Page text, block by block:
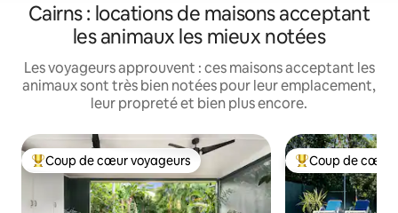
Cairns : locations de maisons acceptant
les animaux les mieux notées
Les voyageurs approuvent : ces maisons acceptant les
animaux sont très bien notées pour leur emplacement,
leur propreté et bien plus encore.
Coups de cœur voyageurs les plus appréciés
Coup de cœur voyageurs Coups de cœur
Coup de cœur